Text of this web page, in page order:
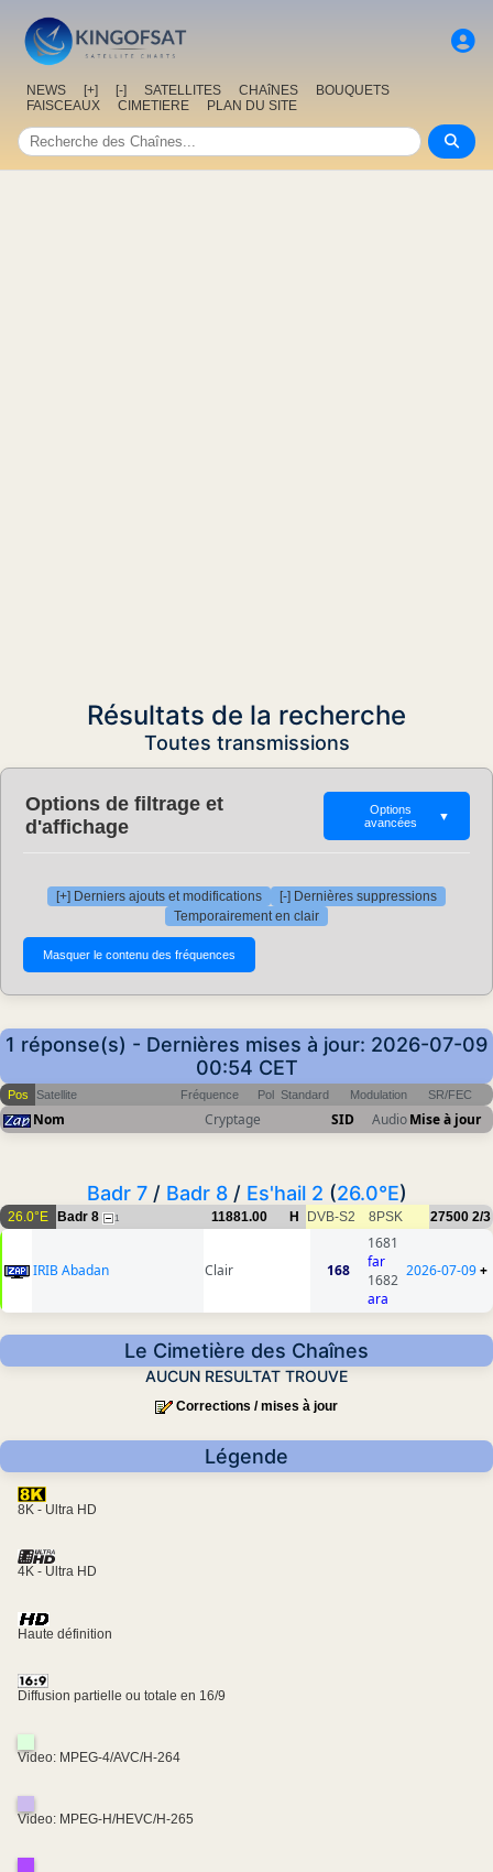
NEWS [+] [-] SATELLITES CHAîNES
BOUQUETS
FAISCEAUX
CIMETIERE PLAN DU SITE
Résultats de la recherche
Toutes transmissions
Options de filtrage et
d'affichage
Options
avancées
▼
[+] Derniers ajouts et modifications
[-] Dernières suppressions
Temporairement en clair
1 réponse(s) - Dernières mises à jour: 2026-07-09
00:54 CET
Pos Satellite Fréquence Pol Standard Modulation SR/FEC
Nom Cryptage SID AudioMise à jour
Badr 7/ Badr 8/ Es'hail 2 (26.0°E)
26.0°E Badr 8 1 11881.00 H DVB-S2 8PSK 27500 2/3
IRIB Abadan Clair 168
1681
far
1682
ara
2026-07-09+
Le Cimetière des Chaînes
AUCUN RESULTAT TROUVE
Corrections / mises à jour
Légende
8K - Ultra HD
4K - Ultra HD
Haute définition
Diffusion partielle ou totale en 16/9
Video: MPEG-4/AVC/H-264
Video: MPEG-H/HEVC/H-265